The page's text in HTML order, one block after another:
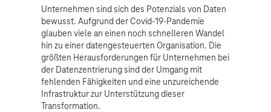
Unternehmen sind sich des Potenzials von Daten
bewusst. Aufgrund der Covid-19-Pandemie
glauben viele an einen noch schnelleren Wandel
hin zu einer datengesteuerten Organisation. Die
größten Herausforderungen für Unternehmen bei
der Datenzentrierung sind der Umgang mit
fehlenden Fähigkeiten und eine unzureichende
Infrastruktur zur Unterstützung dieser
Transformation.